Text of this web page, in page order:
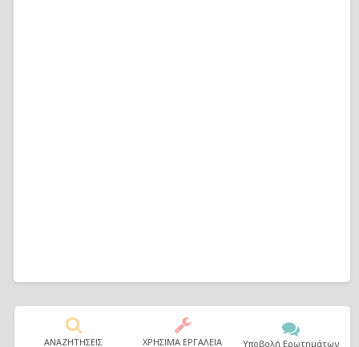
ΑΝΑΖΗΤΗΣΕΙΣ ΧΡΗΣΙΜΑ ΕΡΓΑΛΕΙΑ Υποβολή Ερωτημάτων